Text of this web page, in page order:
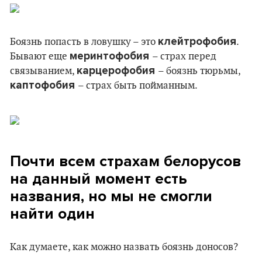
Боязнь попасть в ловушку – это клейтрофобия.
Бывают еще меринтофобия – страх перед
связыванием, карцерофобия – боязнь тюрьмы,
каптофобия – страх быть пойманным.
Почти всем страхам белорусов
на данный момент есть
названия, но мы не смогли
найти один
Как думаете, как можно назвать боязнь доносов?